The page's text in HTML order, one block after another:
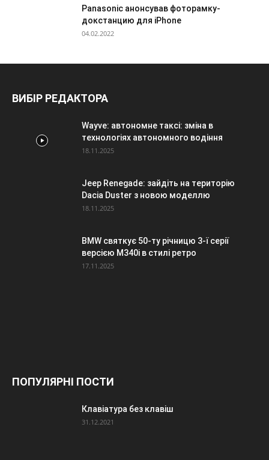
Panasonic анонсував фоторамку-
докстанцию для iPhone
04.02.2022
ВИБІР РЕДАКТОРА
Wayve: автономне таксі: зміна в
технологіях автономного водіння
18.11.2025
Jeep Renegade: зайдіть на територію
Dacia Duster з новою моделлю
18.11.2025
BMW святкує 50-ту річницю 3-ї серії
версією M340i в стилі ретро
17.11.2025
ПОПУЛЯРНІ ПОСТИ
Клавіатура без клавіш
31.12.2021